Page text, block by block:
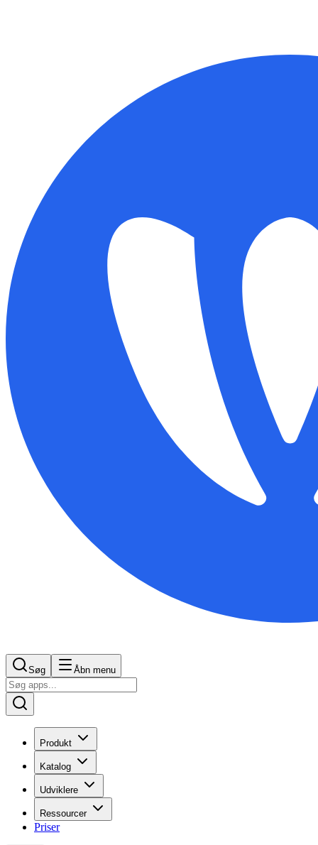
Søg Åbn menu
Produkt
Katalog
Udviklere
Ressourcer
Priser